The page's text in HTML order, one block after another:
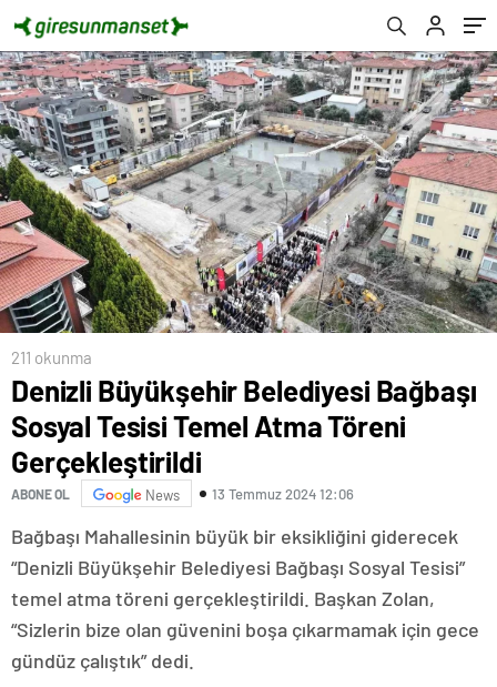
211 okunma
Denizli Büyükşehir Belediyesi Bağbaşı
Sosyal Tesisi Temel Atma Töreni
Gerçekleştirildi
ABONE OL News 13 Temmuz 2024 12:06
Bağbaşı Mahallesinin büyük bir eksikliğini giderecek
“Denizli Büyükşehir Belediyesi Bağbaşı Sosyal Tesisi”
temel atma töreni gerçekleştirildi. Başkan Zolan,
“Sizlerin bize olan güvenini boşa çıkarmamak için gece
gündüz çalıştık” dedi.